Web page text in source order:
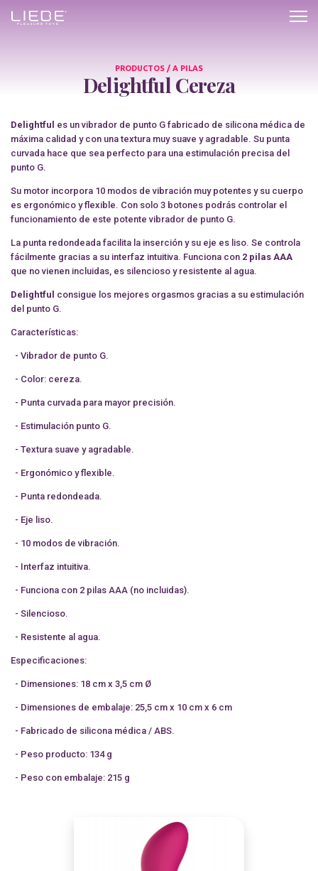
Delightful
PRODUCTOS / A PILAS
Delightful Cereza
Delightful es un vibrador de punto G fabricado de silicona médica de
máxima calidad y con una textura muy suave y agradable. Su punta
curvada hace que sea perfecto para una estimulación precisa del
punto G.
Su motor incorpora 10 modos de vibración muy potentes y su cuerpo
es ergonómico y flexible. Con solo 3 botones podrás controlar el
funcionamiento de este potente vibrador de punto G.
La punta redondeada facilita la inserción y su eje es liso. Se controla
fácilmente gracias a su interfaz intuitiva. Funciona con 2 pilas AAA
que no vienen incluidas, es silencioso y resistente al agua.
Delightful consigue los mejores orgasmos gracias a su estimulación
del punto G.
Características:
- Vibrador de punto G.
- Color: cereza.
- Punta curvada para mayor precisión.
- Estimulación punto G.
- Textura suave y agradable.
- Ergonómico y flexible.
- Punta redondeada.
- Eje liso.
- 10 modos de vibración.
- Interfaz intuitiva.
- Funciona con 2 pilas AAA (no incluidas).
- Silencioso.
- Resistente al agua.
Especificaciones:
- Dimensiones: 18 cm x 3,5 cm Ø
- Dimensiones de embalaje: 25,5 cm x 10 cm x 6 cm
- Fabricado de silicona médica / ABS.
- Peso producto: 134 g
- Peso con embalaje: 215 g